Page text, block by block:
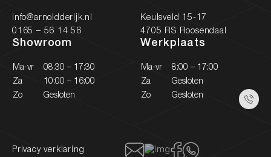
info@arnoldderijk.nl
0165 – 56 14 56
Keulsveld 15-17
4705 RS Roosendaal
Showroom
Ma-vr
08:30 – 17:30
Za
10:00 – 16:00
Zo
Gesloten
Werkplaats
Ma-vr
8:00 – 17:00
Za
Gesloten
Zo
Gesloten
Privacy verklaring